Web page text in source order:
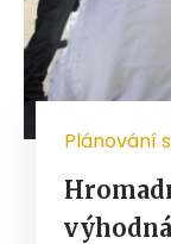
Plánování